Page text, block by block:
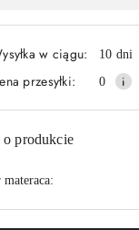
w ciągu: 10 dni
przesyłki: 0
o produkcie